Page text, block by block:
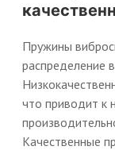
Пружины
распределение
что приводит к
Качественные